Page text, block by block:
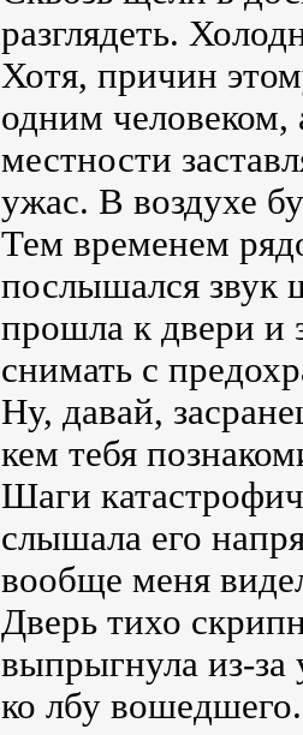
разглядеть.
Хотя, причин
одним человеком,
местности
ужас. В воздухе
Тем временем
послышался звук
прошла к двери и
снимать с
Ну, давай,
кем тебя
Шаги
слышала его
вообще меня
Дверь тихо
выпрыгнула из-за
ко лбу